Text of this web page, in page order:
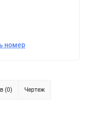
номер
(0) Чертеж